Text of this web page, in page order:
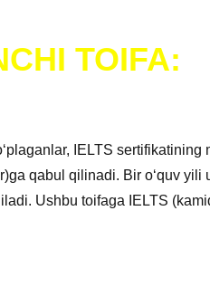
TOIFA:
IELTS
qabul qilinadi. Bir oʻquv yili
Ushbu toifaga IELTS